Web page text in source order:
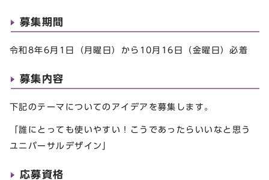
募集期間
令和8年6月1日（月曜日）から10月16日（金曜日）必着
募集内容
下記のテーマについてのアイデアを募集します。
「誰にとっても使いやすい！こうであったらいいなと思う
ユニバーサルデザイン」
応募資格